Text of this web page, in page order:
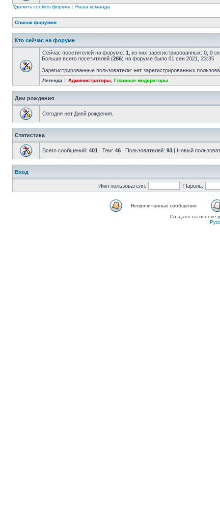
Удалить cookies форума | Наша команда
Список форумов
Кто сейчас на форуме
Сейчас посетителей на форуме: 1 , из них зарегистрированных: 0, 0
Больше всего посетителей (266) на форуме было 01 сен 2021, 23:35
Зарегистрированные пользователи: нет зарегистрированных
Легенда :: Администраторы Главные модераторы
Дни рождения
Сегодня нет Дней рождения.
Статистика
Всего сообщений: 401 | Тем: 46 | Пользователей: 93 | Новый
Вход
Имя пользователя: Пароль:
Непрочитанные сообщения
Создано на основе